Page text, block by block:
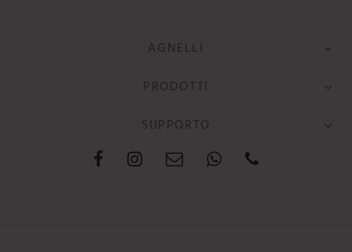
AGNELLI
PRODOTTI
SUPPORTO